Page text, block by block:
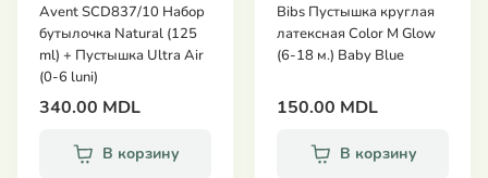
Avent SCD837/10 Набор
бутылочка Natural (125
ml) + Пустышка Ultra Air
(0-6 luni)
340.00 MDL
В корзину
Bibs Пустышка круглая
латексная Color M Glow
(6-18 м.) Baby Blue
150.00 MDL
В корзину